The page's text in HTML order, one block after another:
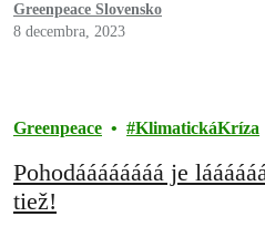
Greenpeace Slovensko
8 decembra, 2023
Greenpeace KlimatickáKríza
Pohodáááááááá je
tiež!